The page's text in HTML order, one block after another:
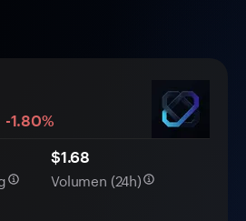
-1.80%
$1.68
Volumen (24h)